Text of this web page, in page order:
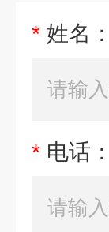
* 姓名：
* 电话：